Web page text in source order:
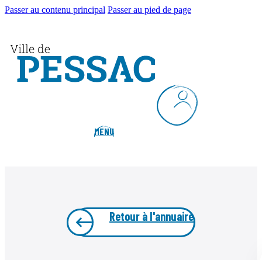
Passer au contenu principal Passer au pied de page
MENU
Retour à l'annuaire